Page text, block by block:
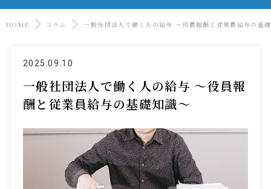
HOME コラム 一般社団法人で働く人の給与 ～役員報酬と従業員給与の基
2025.09.10
一般社団法人で働く人の給与 ～役員報
酬と従業員給与の基礎知識～